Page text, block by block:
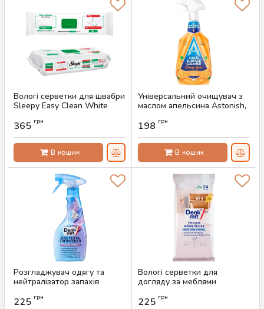
Вологі серветки для швабри
Sleepy Easy Clean White
Артикул:
365 грн
В кошик
Універсальний очищувач з
маслом апельсина Astonish,
Артикул:
198 грн
В кошик
Розгладжувач одягу та
нейтралізатор запахів
Артикул:
225 грн
Вологі серветки для
догляду за меблями
Артикул:
225 грн